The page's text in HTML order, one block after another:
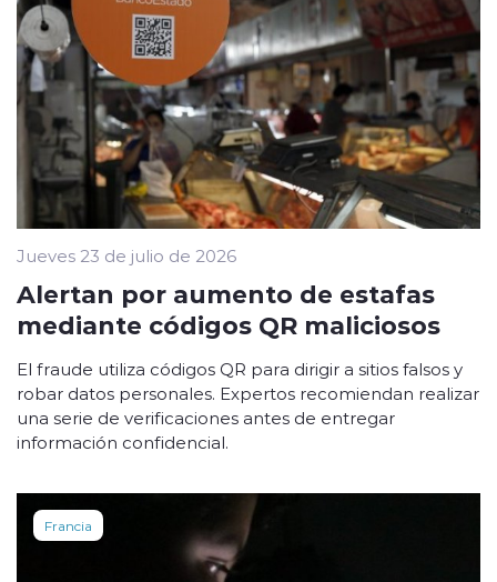
Jueves 23 de julio de 2026
Alertan por aumento de estafas
mediante códigos QR maliciosos
El fraude utiliza códigos QR para dirigir a sitios falsos y
robar datos personales. Expertos recomiendan realizar
una serie de verificaciones antes de entregar
información confidencial.
Francia